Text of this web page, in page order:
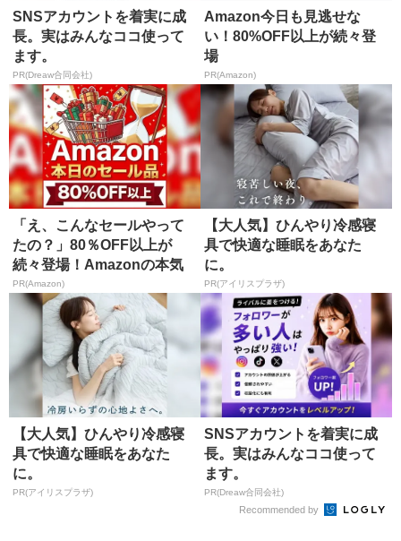
SNSアカウントを着実に成
長。実はみんなココ使って
ます。
PR(Dreaw合同会社)
Amazon今日も見逃せな
い！80%OFF以上が続々登
場
PR(Amazon)
「え、こんなセールやって
たの？」80％OFF以上が
続々登場！Amazonの本気
が...
PR(Amazon)
【大人気】ひんやり冷感寝
具で快適な睡眠をあなた
に。
PR(アイリスプラザ)
【大人気】ひんやり冷感寝
具で快適な睡眠をあなた
に。
PR(アイリスプラザ)
SNSアカウントを着実に成
長。実はみんなココ使って
ます。
PR(Dreaw合同会社)
Recommended by